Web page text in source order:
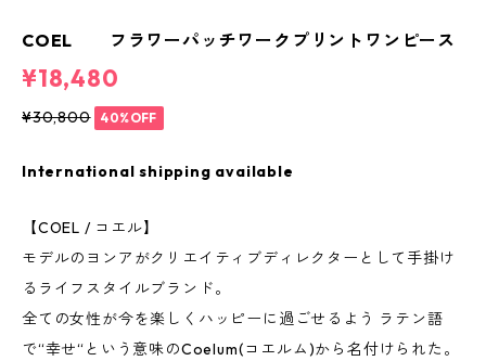
COEL フラワーパッチワークプリントワンピース
¥18,480
¥30,800 40%OFF
International shipping available
【COEL / コエル】
モデルのヨンアがクリエイティブディレクターとして手掛け
るライフスタイルブランド。
全ての女性が今を楽しくハッピーに過ごせるよう ラテン語
で“幸せ“という意味のCoelum(コエルム)から名付けられた。